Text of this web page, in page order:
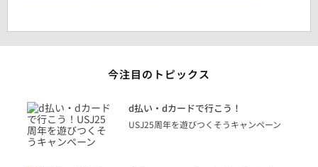
今注目のトピックス
d払い・dカードで行こう！
USJ25周年を遊びつくそうキャンペーン